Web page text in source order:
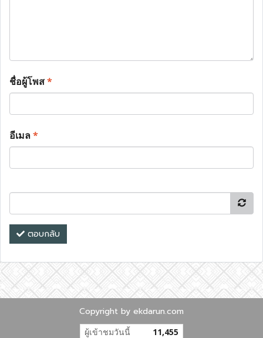
ชื่อผู้โพส*
อีเมล*
ตอบกลับ
Copyright by ekdarun.com
ผู้เข้าชมวันนี้ 11,455